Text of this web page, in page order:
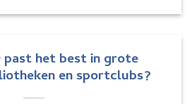
past het best in grote
en sportclubs?